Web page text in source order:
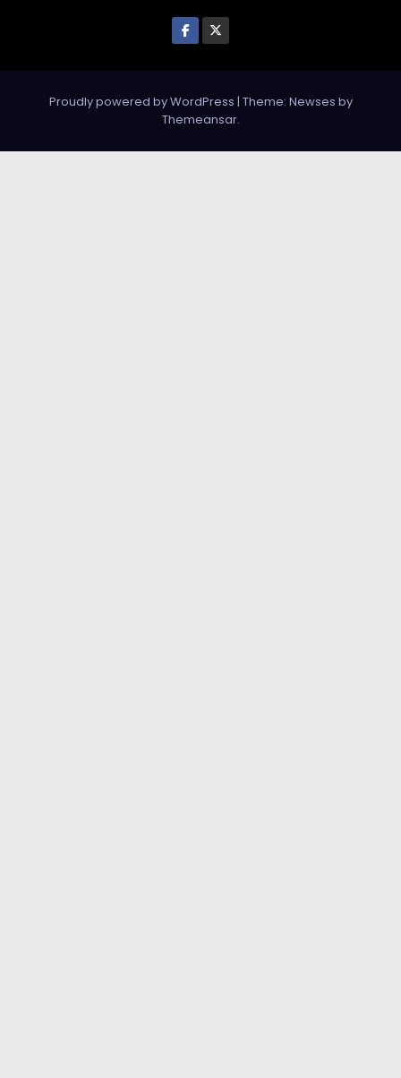
Proudly powered by WordPress | Theme: Newses by
Themeansar.